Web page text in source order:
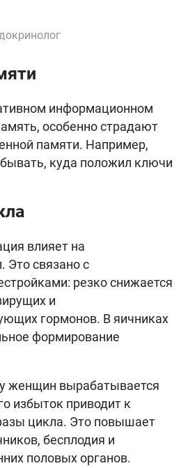
информационном
особенно страдают
памяти. Например,
куда положил ключи
влияет на
Это связано с
резко снижается
и
гормонов. В яичниках
формирование
женщин вырабатывается
избыток приводит к
цикла. Это повышает
бесплодия и
половых органов.